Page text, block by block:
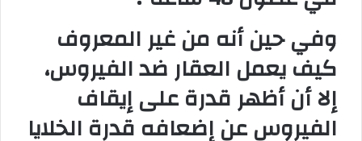
وفي حين أنه من غير المعروف
كيف يعمل العقار ضد الفيروس،
إلا أن أظهر قدرة على إيقاف
الفيروس عن إضعافه قدرة الخلايا